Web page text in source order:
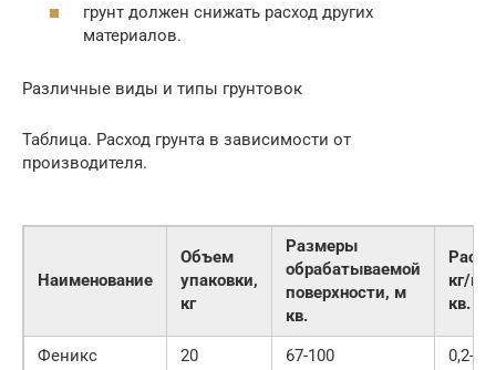
грунт должен снижать расход других
материалов.
Различные виды и типы грунтовок
Таблица. Расход грунта в зависимости от
производителя.
Наименование
Объем
упаковки,
кг
Размеры
обрабатываемой
поверхности, м
кв.
кг/м
кв.
Феникс 20 67-100
0,2-0,3